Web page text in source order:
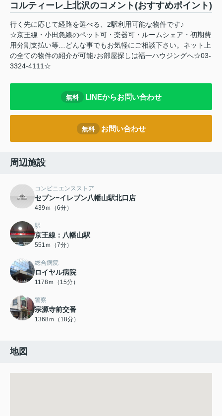
コルティーレ上北沢のコメント(おすすめポイント)
行く先に応じて経路を選べる、2駅利用可能な物件です♪
☆京王線・小田急線のペット可・楽器可・ルームシェア・初期費
用分割支払い等…どんな事でもお気軽にご相談下さい。ネット上
の全ての物件の紹介が可能♪お部屋探しは福一ハウジングへ☆03-
3324-4111☆
無料 LINEからお問い合わせ
無料 お問い合わせ
周辺施設
コンビニエンスストア
セブン−イレブン八幡山駅北口店
439ｍ（6分）
駅
京王線：八幡山駅
551ｍ（7分）
総合病院
ロイヤル病院
1178ｍ（15分）
警察
宗源寺前交番
1368ｍ（18分）
地図